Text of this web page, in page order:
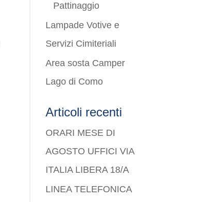
Pattinaggio
Lampade Votive e
Servizi Cimiteriali
Area sosta Camper
Lago di Como
Articoli recenti
ORARI MESE DI
AGOSTO UFFICI VIA
ITALIA LIBERA 18/A
LINEA TELEFONICA